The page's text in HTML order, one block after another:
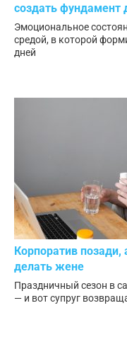
создать фундамент
Эмоциональное
средой, в которой
дней
Корпоратив позади,
делать жене
Праздничный сезон в
— и вот супруг